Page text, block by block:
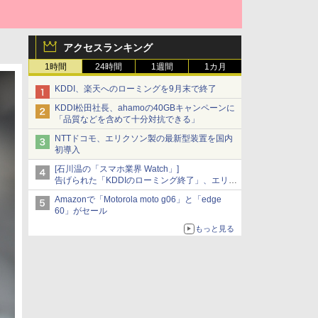
アクセスランキング
1時間 24時間 1週間 1カ月
KDDI、楽天へのローミングを9月末で終了
KDDI松田社長、ahamoの40GBキャンペーンに
「品質などを含めて十分対抗できる」
NTTドコモ、エリクソン製の最新型装置を国内
初導入
[石川温の「スマホ業界 Watch」]
告げられた「KDDIのローミング終了」、エリア
マップの落とし穴と楽天モバイルの課題
Amazonで「Motorola moto g06」と「edge
60」がセール
もっと見る